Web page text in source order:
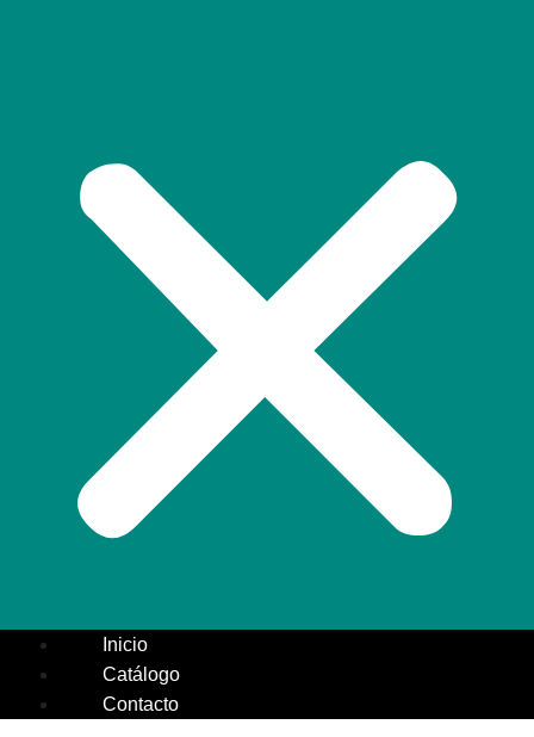
Inicio
Catálogo
Contacto